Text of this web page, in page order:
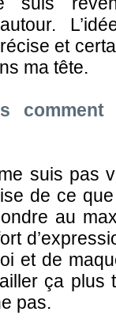
et
ma tête.
suis pas
de ce
au
et de
ça
pas.